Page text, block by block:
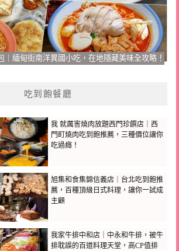
｜緬甸街南洋異國小吃，在地隱藏美味全攻略！
吃到飽餐廳
我 就厲害燒肉放題西門珍饌店｜西
門町燒肉吃到飽推薦，三種價位讓你
吃過癮！
旭集和食集錦信義店｜台北吃到飽推
薦，百種頂級日式料理，讓你一試成
主顧
我家牛排中和店｜中永和牛排，被牛
排耽誤的百道料理天堂，高CP值排